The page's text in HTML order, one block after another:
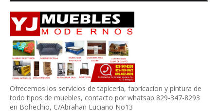
Ofrecemos los servicios de tapiceria, fabricacion y pintura de
todo tipos de muebles, contacto por whatsap 829-347-8293
en Bohechio, C/Abrahan Luciano No13